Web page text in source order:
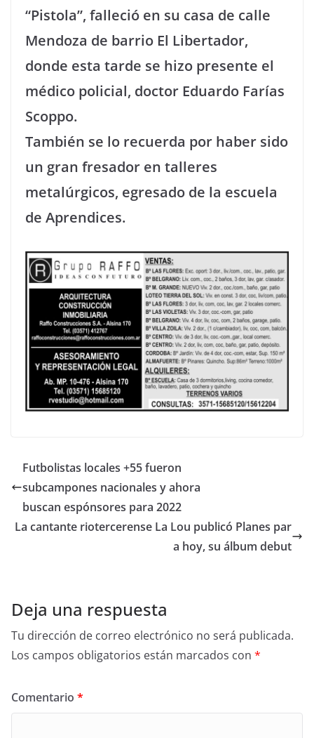
“Pistola”, falleció en su casa de calle
Mendoza de barrio El Libertador,
donde esta tarde se hizo presente el
médico policial, doctor Eduardo Farías
Scoppo.
También se lo recuerda por haber sido
un gran fresador en talleres
metalúrgicos, egresado de la escuela
de Aprendices.
Futbolistas locales +55 fueron
subcampones nacionales y ahora
buscan espónsores para 2022
La cantante riotercerense La Lou publicó Planes par
a hoy, su álbum debut
Deja una respuesta
Tu dirección de correo electrónico no será publicada.
Los campos obligatorios están marcados con *
Comentario *